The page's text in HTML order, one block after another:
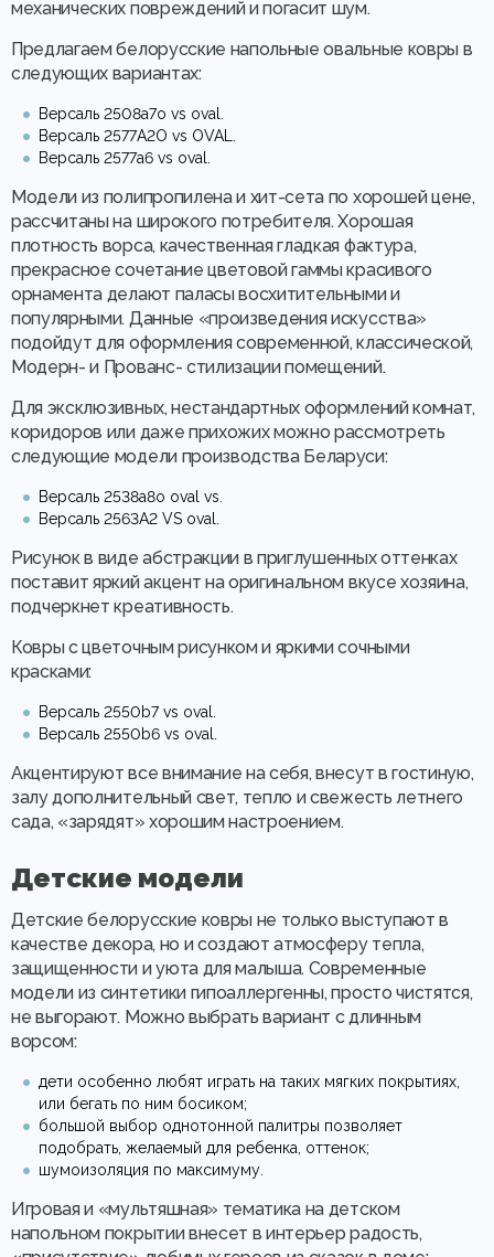
механических повреждений и погасит шум.
Предлагаем белорусские напольные овальные ковры в
следующих вариантах:
Версаль 2508a7o vs oval.
Версаль 2577A2O vs OVAL.
Версаль 2577a6 vs oval.
Модели из полипропилена и хит-сета по хорошей цене,
рассчитаны на широкого потребителя. Хорошая
плотность ворса, качественная гладкая фактура,
прекрасное сочетание цветовой гаммы красивого
орнамента делают паласы восхитительными и
популярными. Данные «произведения искусства»
подойдут для оформления современной, классической,
Модерн- и Прованс- стилизации помещений.
Для эксклюзивных, нестандартных оформлений комнат,
коридоров или даже прихожих можно рассмотреть
следующие модели производства Беларуси:
Версаль 2538a8o oval vs.
Версаль 2563A2 VS oval.
Рисунок в виде абстракции в приглушенных оттенках
поставит яркий акцент на оригинальном вкусе хозяина,
подчеркнет креативность.
Ковры с цветочным рисунком и яркими сочными
красками:
Версаль 2550b7 vs oval.
Версаль 2550b6 vs oval.
Акцентируют все внимание на себя, внесут в гостиную,
залу дополнительный свет, тепло и свежесть летнего
сада, «зарядят» хорошим настроением.
Детские модели
Детские белорусские ковры не только выступают в
качестве декора, но и создают атмосферу тепла,
защищенности и уюта для малыша. Современные
модели из синтетики гипоаллергенны, просто чистятся,
не выгорают. Можно выбрать вариант с длинным
ворсом:
дети особенно любят играть на таких мягких покрытиях,
или бегать по ним босиком;
большой выбор однотонной палитры позволяет
подобрать, желаемый для ребенка, оттенок;
шумоизоляция по максимуму.
Игровая и «мультяшная» тематика на детском
напольном покрытии внесет в интерьер радость,